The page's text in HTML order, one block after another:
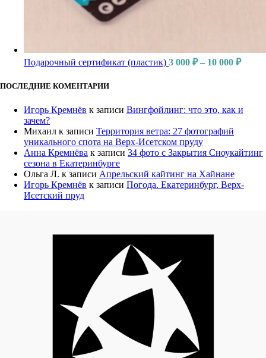
Подарочный сертификат (пластик) 3 000 ₽ – 10 000 ₽
ПОСЛЕДНИЕ КОМЕНТАРИИ
Игорь Кремнёв к записи Вингфойлинг: что это, как и
зачем?
Михаил к записи Территория ветра: 27 фотографий
уникального спота на Верх-Исетском пруду
Анна Кремнёва к записи 34 фото с Закрытия Сноукайтинг
сезона в Екатеринбурге
Ольга Л. к записи Апрельский кайтинг на Хайнане
Игорь Кремнёв к записи Погода. Екатеринбург, Верх-
Исетский пруд